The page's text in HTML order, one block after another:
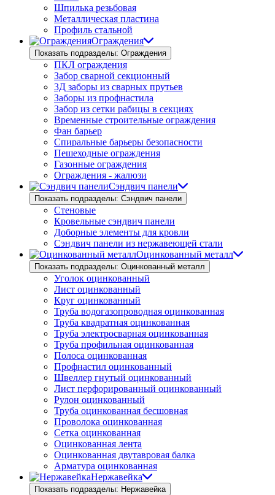
Шпилька резьбовая
Металлическая пластина
Профиль стальной
Ограждения
Показать подразделы: Ограждения
ПКЛ ограждения
Забор сварной секционный
3Д заборы из сварных прутьев
Заборы из профнастила
Забор из сетки рабицы в секциях
Временные строительные ограждения
Фан барьер
Спиральные барьеры безопасности
Пешеходные ограждения
Газонные ограждения
Ограждения - жалюзи
Сэндвич панели
Показать подразделы: Сэндвич панели
Стеновые
Кровельные сэндвич панели
Доборные элементы для кровли
Сэндвич панели из нержавеющей стали
Оцинкованный металл
Показать подразделы: Оцинкованный металл
Уголок оцинкованный
Лист оцинкованный
Круг оцинкованный
Труба водогазопроводная оцинкованная
Труба квадратная оцинкованная
Труба электросварная оцинкованная
Труба профильная оцинкованная
Полоса оцинкованная
Профнастил оцинкованный
Швеллер гнутый оцинкованный
Лист перфорированный оцинкованный
Рулон оцинкованный
Труба оцинкованная бесшовная
Проволока оцинкованная
Сетка оцинкованная
Оцинкованная лента
Оцинкованная двутавровая балка
Арматура оцинкованная
Нержавейка
Показать подразделы: Нержавейка